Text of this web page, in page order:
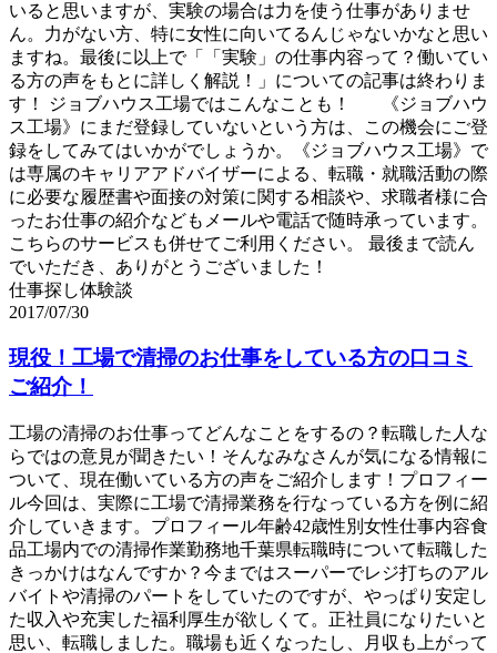
いると思いますが、実験の場合は力を使う仕事がありませ
ん。力がない方、特に女性に向いてるんじゃないかなと思い
ますね。最後に以上で「「実験」の仕事内容って？働いてい
る方の声をもとに詳しく解説！」についての記事は終わりま
す！ ジョブハウス工場ではこんなことも！ 《ジョブハウ
ス工場》にまだ登録していないという方は、この機会にご登
録をしてみてはいかがでしょうか。《ジョブハウス工場》で
は専属のキャリアアドバイザーによる、転職・就職活動の際
に必要な履歴書や面接の対策に関する相談や、求職者様に合
ったお仕事の紹介などもメールや電話で随時承っています。
こちらのサービスも併せてご利用ください。 最後まで読ん
でいただき、ありがとうございました！
仕事探し体験談
2017/07/30
現役！工場で清掃のお仕事をしている方の口コミ
ご紹介！
工場の清掃のお仕事ってどんなことをするの？転職した人な
らではの意見が聞きたい！そんなみなさんが気になる情報に
ついて、現在働いている方の声をご紹介します！プロフィー
ル今回は、実際に工場で清掃業務を行なっている方を例に紹
介していきます。プロフィール年齢42歳性別女性仕事内容食
品工場内での清掃作業勤務地千葉県転職時について転職した
きっかけはなんですか？今まではスーパーでレジ打ちのアル
バイトや清掃のパートをしていたのですが、やっぱり安定し
た収入や充実した福利厚生が欲しくて。正社員になりたいと
思い、転職しました。職場も近くなったし、月収も上がって